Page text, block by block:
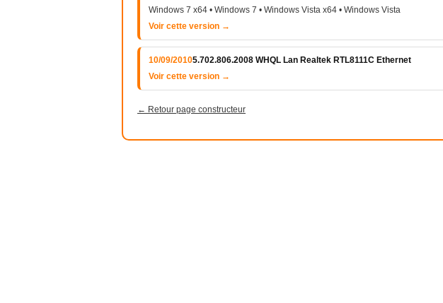
Windows 7 x64 • Windows 7 • Windows Vista x64 • Windows Vista
Voir cette version →
10/09/20105.702.806.2008 WHQL Lan Realtek RTL8111C Ethernet
Voir cette version →
← Retour page constructeur